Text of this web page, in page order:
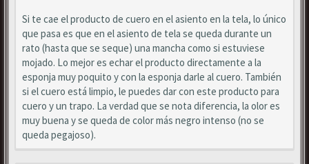
Si te cae el producto de cuero en el asiento en la tela, lo único
que pasa es que en el asiento de tela se queda durante un
rato (hasta que se seque) una mancha como si estuviese
mojado. Lo mejor es echar el producto directamente a la
esponja muy poquito y con la esponja darle al cuero. También
si el cuero está limpio, le puedes dar con este producto para
cuero y un trapo. La verdad que se nota diferencia, la olor es
muy buena y se queda de color más negro intenso (no se
queda pegajoso).